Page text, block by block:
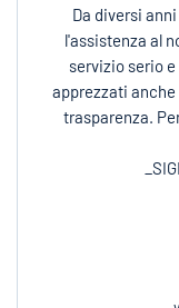
Da diversi
l'assistenza al
servizio serio
apprezzati
trasparenza.